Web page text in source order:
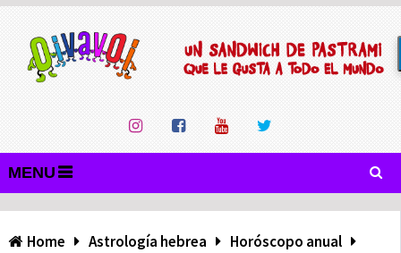
MENU
Home Astrología hebrea
Horóscopo anual